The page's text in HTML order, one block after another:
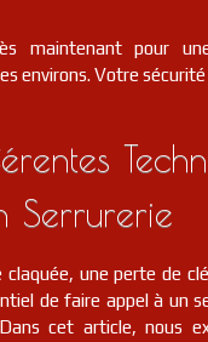
maintenant pour
environs. Votre
Serrurerie
une perte de
de faire appel à un
cet article, nous